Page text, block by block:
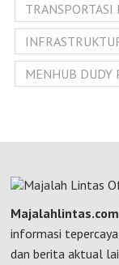
TRANSPORTASI
MENHUB DUDY
Majalahlintas.com
informasi
dan berita aktual